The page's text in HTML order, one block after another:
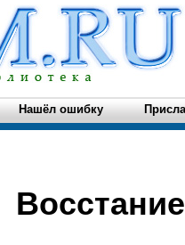
Нашёл ошибку